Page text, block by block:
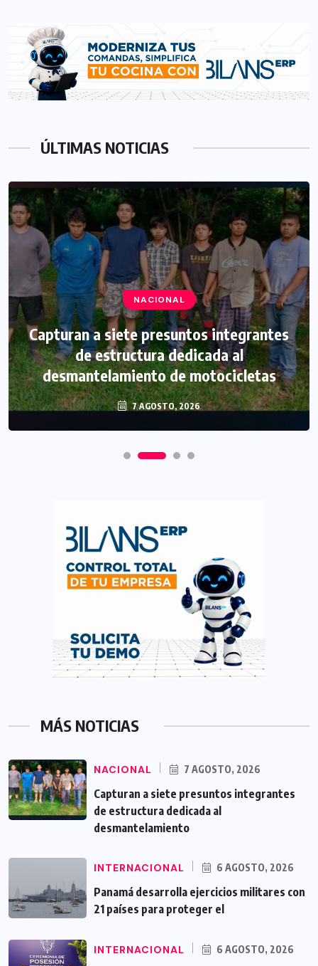
ÚLTIMAS NOTICIAS
NACIONAL
Capturan a siete presuntos integrantes
de estructura dedicada al
desmantelamiento de motocicletas
7 AGOSTO, 2026
MÁS NOTICIAS
NACIONAL 7 AGOSTO, 2026
Capturan a siete presuntos integrantes
de estructura dedicada al
desmantelamiento
INTERNACIONAL 6 AGOSTO, 2026
Panamá desarrolla ejercicios militares con
21 países para proteger el
INTERNACIONAL 6 AGOSTO, 2026